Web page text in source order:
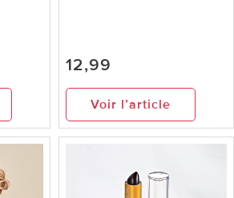
12,99
Voir l’article